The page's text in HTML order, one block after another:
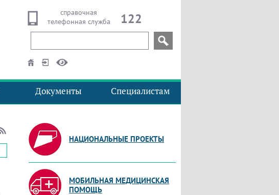
справочная
телефонная служба
122
Документы Специалистам
НАЦИОНАЛЬНЫЕ ПРОЕКТЫ
МОБИЛЬНАЯ МЕДИЦИНСКАЯ
ПОМОЩЬ